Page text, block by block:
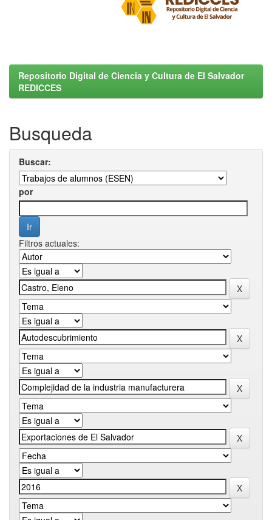
Repositorio Digital de Ciencia y Cultura de El Salvador
REDICCES
Busqueda
Buscar:
por
Filtros actuales: